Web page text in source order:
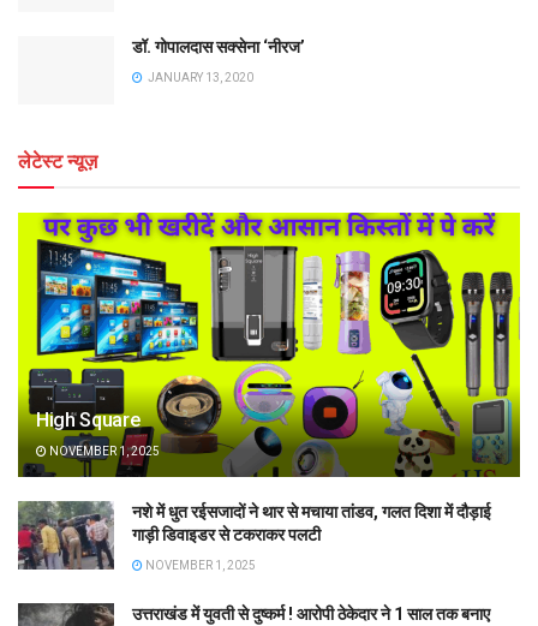
डॉ. गोपालदास सक्सेना ‘नीरज’
JANUARY 13, 2020
लेटेस्ट न्यूज़
High Square
NOVEMBER 1, 2025
नशे में धुत रईसजादों ने थार से मचाया तांडव, गलत दिशा में दौड़ाई
गाड़ी डिवाइडर से टकराकर पलटी
NOVEMBER 1, 2025
उत्तराखंड में युवती से दुष्कर्म ! आरोपी ठेकेदार ने 1 साल तक बनाए